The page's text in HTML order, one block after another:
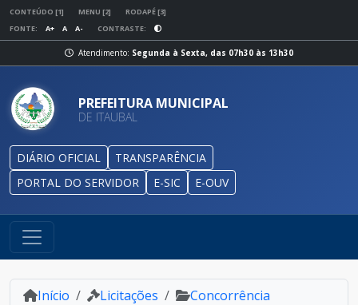
CONTEÚDO [1] MENU [2]
RODAPÉ [3]
FONTE:
A+ A A- CONTRASTE:
Atendimento: Segunda à Sexta, das 07h30 às 13h30
PREFEITURA MUNICIPAL
DE ITAUBAL
DIÁRIO OFICIAL
TRANSPARÊNCIA
PORTAL DO SERVIDOR
E-SIC E-OUV
Início Licitações
Concorrência